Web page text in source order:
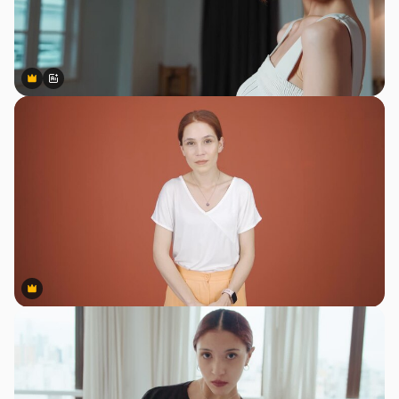
Premium
Premium
สร้างขึ้นโดย AI
Premium
Premium